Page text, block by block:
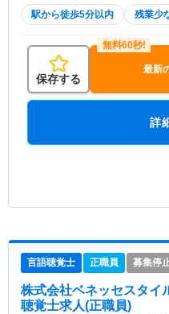
駅から徒歩5分以内 残業少
保存する
最新
詳
言語聴覚士 正職員 募集停
株式会社ベネッセスタイ
聴覚士求人(正職員)